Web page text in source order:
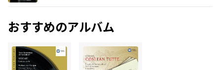
おすすめのアルバム